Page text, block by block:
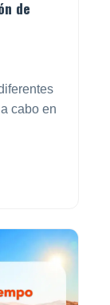
de
cabo en